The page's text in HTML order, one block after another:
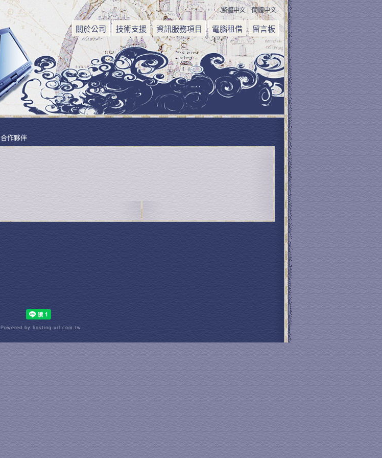
繁體中文 |簡體中文
關於公司 技術支援 資訊服務項目 電腦租借 留言板
合作夥伴
Powered by hosting.url.com.tw